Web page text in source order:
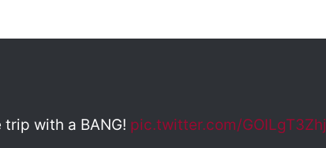
with a BANG! pic.twitter.com/GOILgT3Zhj